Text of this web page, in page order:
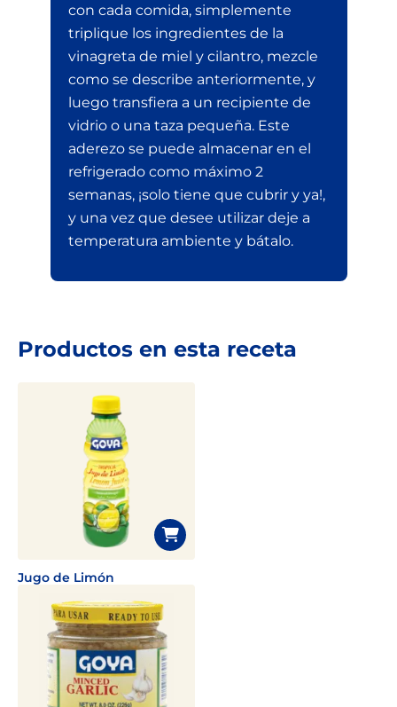
con cada comida, simplemente
triplique los ingredientes de la
vinagreta de miel y cilantro, mezcle
como se describe anteriormente, y
luego transfiera a un recipiente de
vidrio o una taza pequeña. Este
aderezo se puede almacenar en el
refrigerado como máximo 2
semanas, ¡solo tiene que cubrir y ya!,
y una vez que desee utilizar deje a
temperatura ambiente y bátalo.
Productos en esta receta
Jugo de Limón